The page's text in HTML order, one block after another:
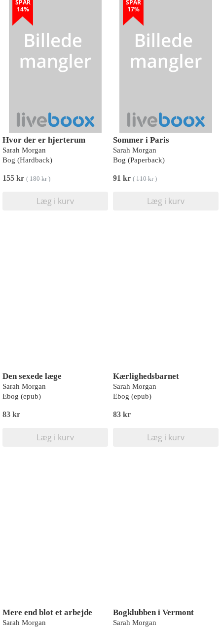
SPAR
14%
Hvor der er hjerterum
Sarah Morgan
Bog (Hardback)
155 kr ( 180 kr)
Læg i kurv
SPAR
17%
Sommer i Paris
Sarah Morgan
Bog (Paperback)
91 kr ( 110 kr)
Læg i kurv
Den sexede læge
Sarah Morgan
Ebog (epub)
83 kr
Læg i kurv
Kærlighedsbarnet
Sarah Morgan
Ebog (epub)
83 kr
Læg i kurv
Mere end blot et arbejde
Sarah Morgan
Bogklubben i Vermont
Sarah Morgan